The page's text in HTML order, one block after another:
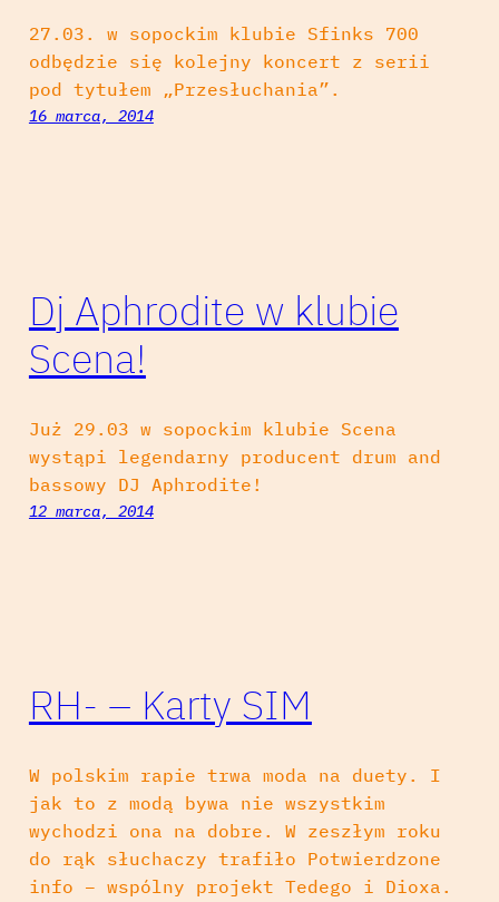
27.03. w sopockim klubie Sfinks 700
odbędzie się kolejny koncert z serii
pod tytułem „Przesłuchania”.
16 marca, 2014
Dj Aphrodite w klubie
Scena!
Już 29.03 w sopockim klubie Scena
wystąpi legendarny producent drum and
bassowy DJ Aphrodite!
12 marca, 2014
RH- – Karty SIM
W polskim rapie trwa moda na duety. I
jak to z modą bywa nie wszystkim
wychodzi ona na dobre. W zeszłym roku
do rąk słuchaczy trafiło Potwierdzone
info – wspólny projekt Tedego i Dioxa.